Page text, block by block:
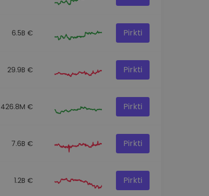
6.5B € Pirkti
29.9B € Pirkti
426.8M € Pirkti
7.6B € Pirkti
1.2B € Pirkti